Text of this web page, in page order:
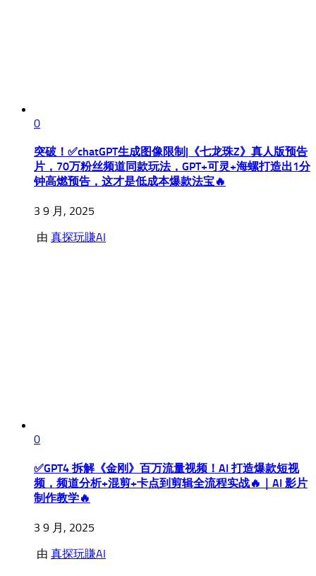
0
突破！✅chatGPT生成图像限制|《七龙珠Z》真人版预告
片，70万粉丝频道同款玩法，GPT+可灵+海螺打造出1分
钟高燃预告，这才是低成本爆款法宝🔥
3 9 月, 2025
由 真探玩賺AI
0
✅GPT4 拆解《金刚》百万流量视频！AI 打造爆款短视
频，频道分析+混剪+卡点到剪辑全流程实战🔥｜AI 影片
制作教学🔥
3 9 月, 2025
由 真探玩賺AI